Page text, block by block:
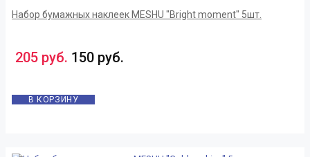
Набор бумажных наклеек MESHU "Bright moment" 5шт.
205 руб. 150 руб.
В КОРЗИНУ